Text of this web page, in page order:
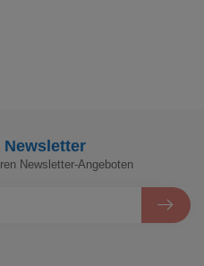
Newsletter-Angeboten